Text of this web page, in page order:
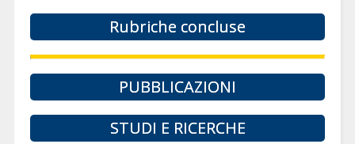
Rubriche concluse
PUBBLICAZIONI
STUDI E RICERCHE